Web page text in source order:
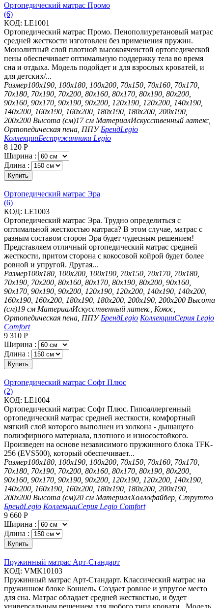
Ортопедический матрас Промо
(6)
КОД: LE1001
Ортопедический матрас Промо. Пенополиуретановый матрас
средней жесткости изготовлен без применения пружин.
Монолитный слой плотной высокоячеистой ортопедической
пены обеспечивает оптимальную поддержку тела во время
сна и отдыха. Модель подойдет и для взрослых кроватей, и
для детских/...
Размер100х190, 100х180, 100х200, 70х150, 70х160, 70х170,
70х180, 70х190, 70х200, 80х160, 80х170, 80х190, 80х200,
90х160, 90х170, 90х190, 90х200, 120х190, 120х200, 140х190,
140х200, 160х190, 160х200, 180х190, 180х200, 200х190,
200х200 Высота (см)17 см МатериалИскусственный латекс,
Ортопедическая пена, ППУ БрендLegio
КоллекцииБеспружинники Legio
8 120 Р
Ширина :
Длина :
Купить
Ортопедический матрас Эра
(6)
КОД: LE1003
Ортопедический матрас Эра. Трудно определиться с
оптимальной жесткостью матраса? В этом случае, матрас с
разным составом сторон Эра будет чудесным решением!
Представляем отличный ортопедический матрас средней
жесткости, притом сторона с кокосовой койрой будет более
ровной и упругой. Другая...
Размер100х180, 100х200, 100х190, 70х150, 70х170, 70х180,
70х190, 70х200, 80х160, 80х170, 80х190, 80х200, 90х160,
90х170, 90х190, 90х200, 120х190, 120х200, 140х190, 140х200,
160х190, 160х200, 180х190, 180х200, 200х190, 200х200 Высота
(см)19 см МатериалИскусственный латекс, Кокос,
Ортопедическая пена, ППУ БрендLegio КоллекцииСерия Legio
Comfort
9 310 Р
Ширина :
Длина :
Купить
Ортопедический матрас Софт Плюс
(2)
КОД: LE1004
Ортопедический матрас Софт Плюс. Гипоаллергенный
ортопедический матрас средней жесткости, комфортный
мягкий слой которого выполнен из холкона - дышащего
полиэфирного материала, плотного и износостойкого.
Произведен на основе независимого пружинного блока TFK-
256 (EVS500), который обеспечивает...
Размер100х180, 100х190, 100х200, 70х150, 70х160, 70х170,
70х180, 70х190, 70х200, 80х160, 80х170, 80х190, 80х200,
90х160, 90х170, 90х190, 90х200, 120х190, 120х200, 140х190,
140х200, 160х190, 160х200, 180х190, 180х200, 200х190,
200х200 Высота (см)20 см МатериалХоллофайбер, Струтто
БрендLegio КоллекцииСерия Legio Comfort
9 660 Р
Ширина :
Длина :
Купить
Пружинный матрас Арт-Стандарт
КОД: VMK10103
Пружинный матрас Арт-Стандарт. Классический матрас на
пружинном блоке Боннель. Создает ровное и упругое место
для сна. Матрас обладает средней жесткостью, и будет
универсальным решением для любого типа кровати. Модель